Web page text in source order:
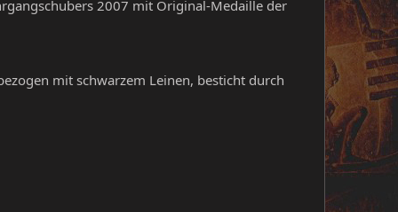
2007 mit Original-Medaille der
mit schwarzem Leinen, besticht durch